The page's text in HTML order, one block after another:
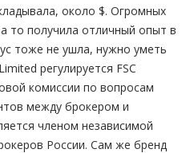
около $. Огромных
то получила отличный опыт в
тоже не ушла, нужно уметь
регулируется FSC
комиссии по вопросам
между брокером и
членом независимой
России. Сам же бренд